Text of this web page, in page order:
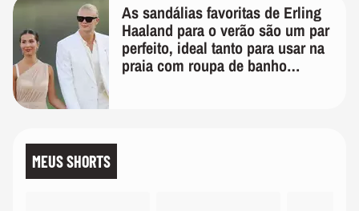
As sandálias favoritas de Erling
Haaland para o verão são um par
perfeito, ideal tanto para usar na
praia com roupa de banho
MEUS SHORTS